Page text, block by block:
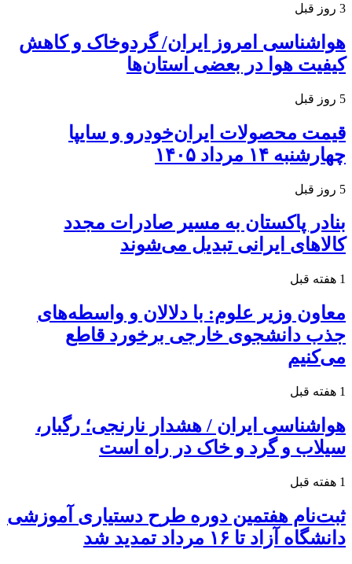
3 روز قبل
هواشناسی امروز ایران/ گردوخاک و کاهش
کیفیت هوا در بعضی استان‌ها
5 روز قبل
قیمت محصولات ایران‌خودرو و سایپا
چهارشنبه ۱۴ مرداد ۱۴۰۵
5 روز قبل
بنادر پاکستان به مسیر صادرات مجدد
کالاهای ایرانی تبدیل می‌شوند
1 هفته قبل
معاون وزیر علوم: با دلالان و واسطه‌های
جذب دانشجوی خارجی برخورد قاطع
می‌کنیم
1 هفته قبل
هواشناسی ایران / هشدار نارنجی؛ رگبار،
سیلاب و گرد و خاک در راه است
1 هفته قبل
ثبت‌نام هفتمین دوره طرح دستیاری آموزشی
دانشگاه آزاد تا ۱۶ مرداد تمدید شد